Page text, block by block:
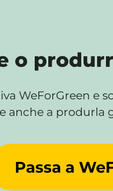
o
WeForGreen e
anche a produrla
Passa a